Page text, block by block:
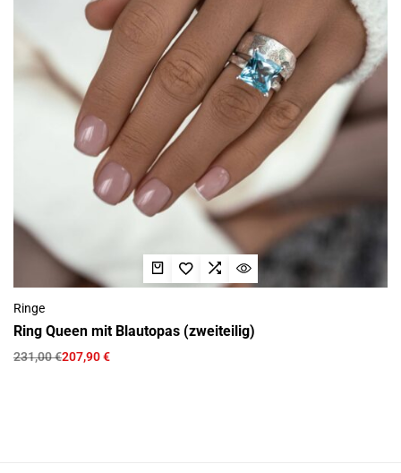
Ringe
Ring Queen mit Blautopas (zweiteilig)
231,00€207,90€